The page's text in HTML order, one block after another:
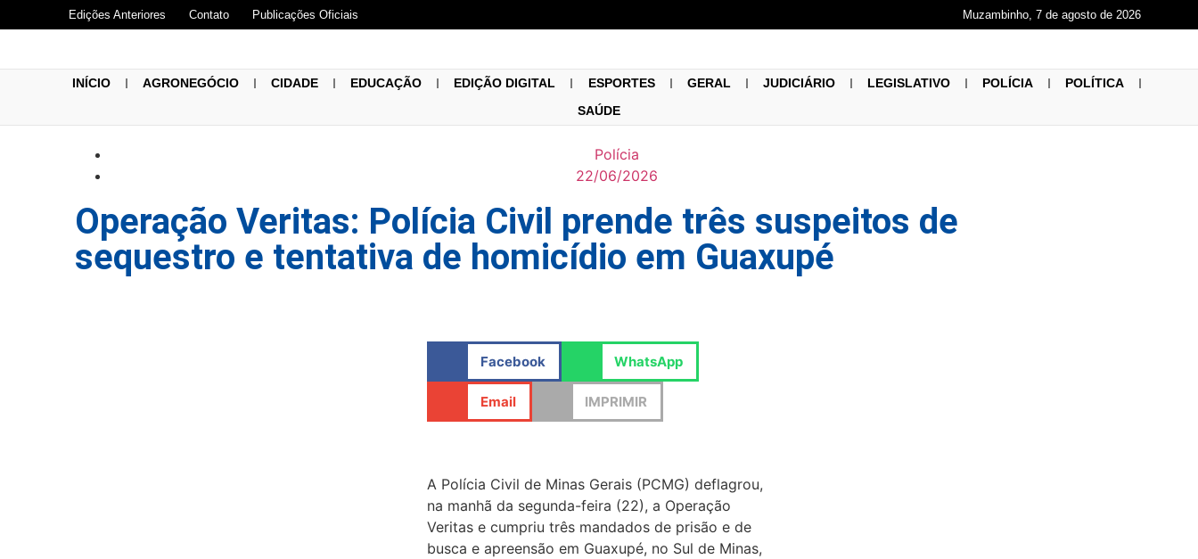
Edições Anteriores Contato Publicações Oficiais Muzambinho, 7 de agosto de 2026
INÍCIO AGRONEGÓCIO CIDADE EDUCAÇÃO EDIÇÃO DIGITAL ESPORTES GERAL JUDICIÁRIO LEGISLATIVO POLÍCIA
POLÍTICA
SAÚDE
Polícia
22/06/2026
Operação Veritas: Polícia Civil prende três suspeitos de
sequestro e tentativa de homicídio em Guaxupé
Facebook WhatsApp
Email IMPRIMIR
A Polícia Civil de Minas Gerais (PCMG) deflagrou,
na manhã da segunda-feira (22), a Operação
Veritas e cumpriu três mandados de prisão e de
busca e apreensão em Guaxupé, no Sul de Minas,